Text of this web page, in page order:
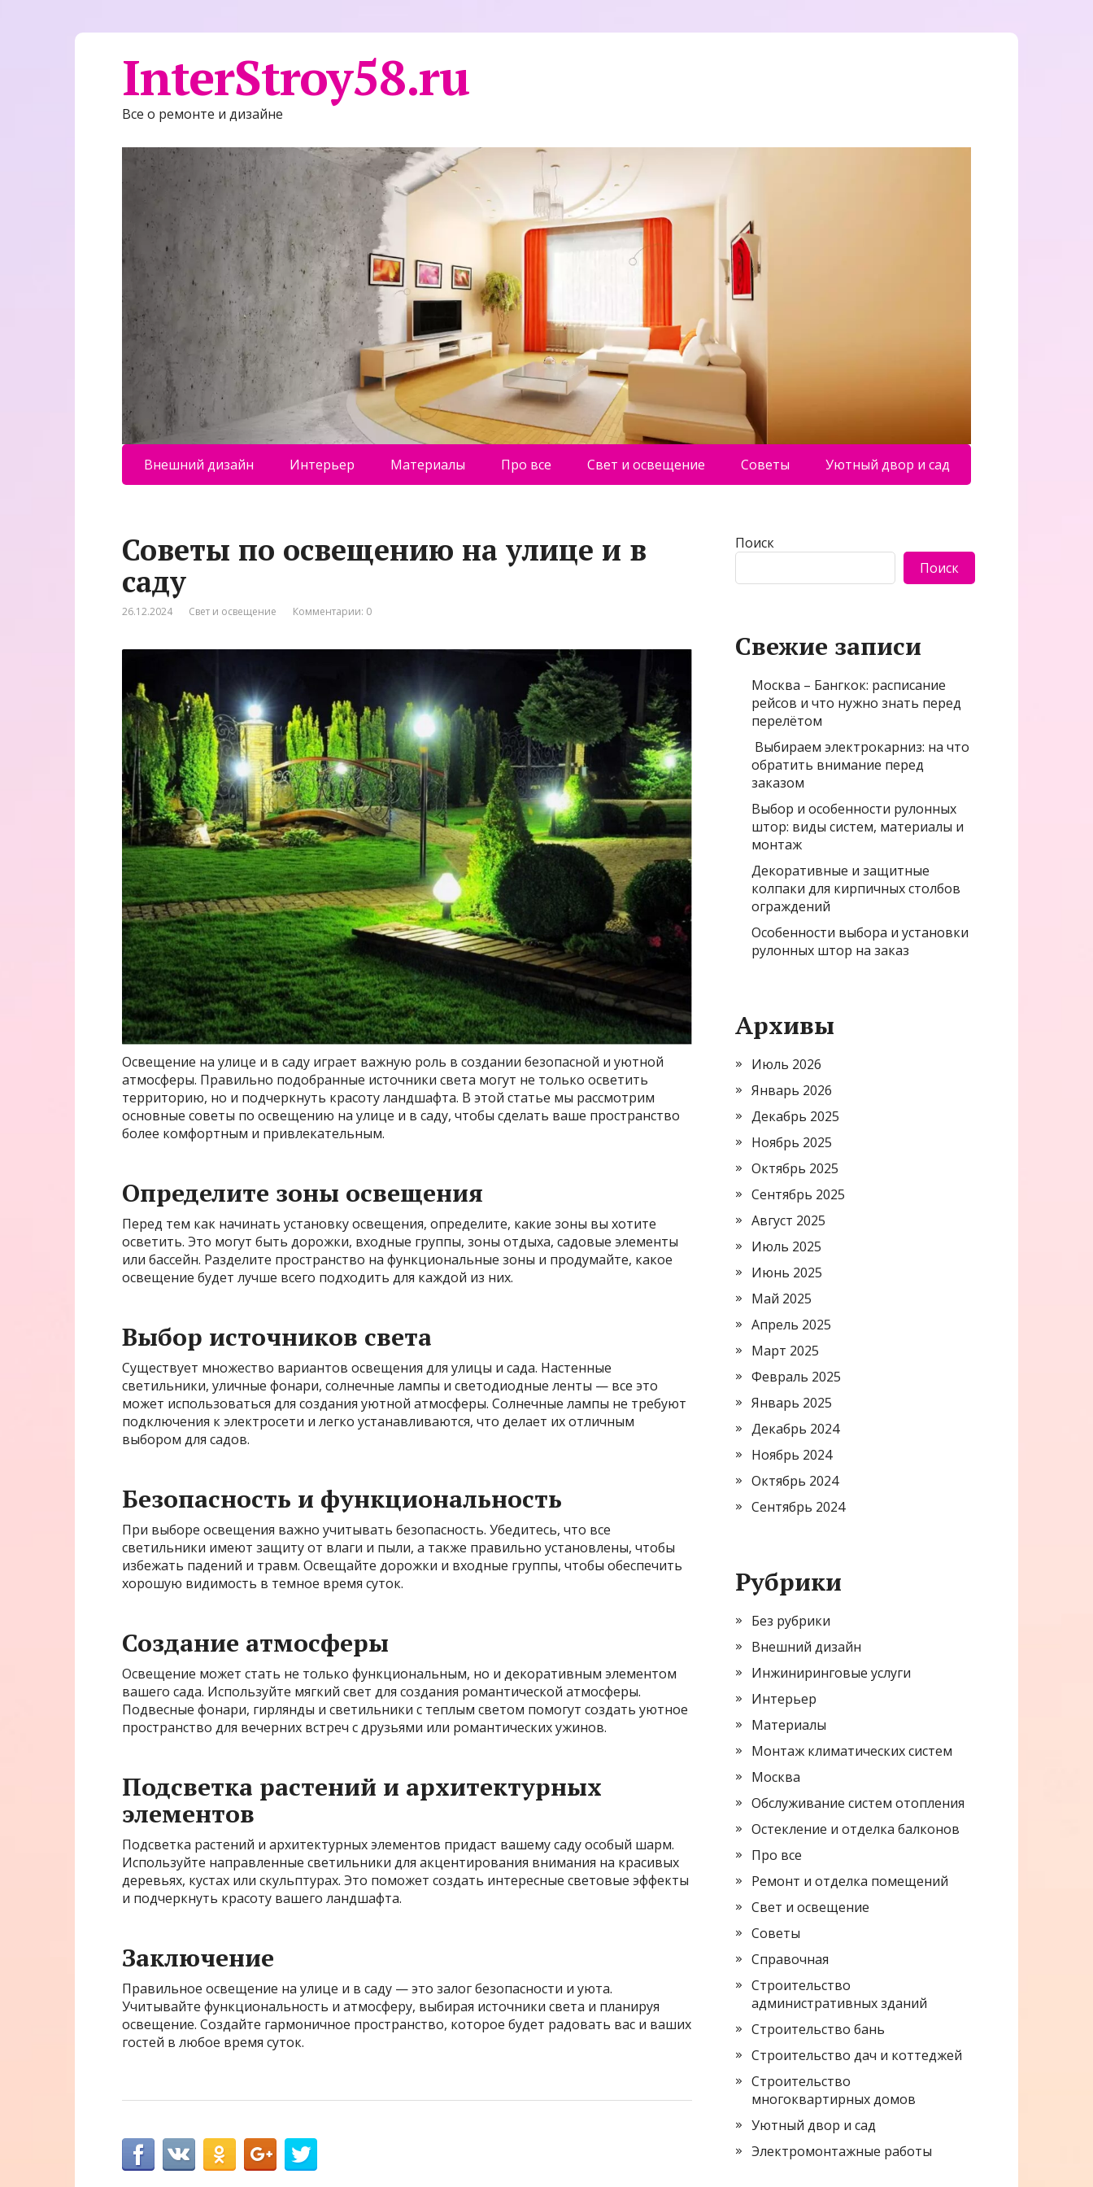
InterStroy58.ru
Все о ремонте и дизайне
Внешний дизайн Интерьер Материалы Про все Свет и освещение Советы Уютный двор и сад
Советы по освещению на улице и в
саду
26.12.2024 Свет и освещение Комментарии: 0
Освещение на улице и в саду играет важную роль в создании безопасной и уютной
атмосферы. Правильно подобранные источники света могут не только осветить
территорию, но и подчеркнуть красоту ландшафта. В этой статье мы рассмотрим
основные советы по освещению на улице и в саду, чтобы сделать ваше пространство
более комфортным и привлекательным.
Определите зоны освещения
Перед тем как начинать установку освещения, определите, какие зоны вы хотите
осветить. Это могут быть дорожки, входные группы, зоны отдыха, садовые элементы
или бассейн. Разделите пространство на функциональные зоны и продумайте, какое
освещение будет лучше всего подходить для каждой из них.
Выбор источников света
Существует множество вариантов освещения для улицы и сада. Настенные
светильники, уличные фонари, солнечные лампы и светодиодные ленты — все это
может использоваться для создания уютной атмосферы. Солнечные лампы не требуют
подключения к электросети и легко устанавливаются, что делает их отличным
выбором для садов.
Безопасность и функциональность
При выборе освещения важно учитывать безопасность. Убедитесь, что все
светильники имеют защиту от влаги и пыли, а также правильно установлены, чтобы
избежать падений и травм. Освещайте дорожки и входные группы, чтобы обеспечить
хорошую видимость в темное время суток.
Создание атмосферы
Освещение может стать не только функциональным, но и декоративным элементом
вашего сада. Используйте мягкий свет для создания романтической атмосферы.
Подвесные фонари, гирлянды и светильники с теплым светом помогут создать уютное
пространство для вечерних встреч с друзьями или романтических ужинов.
Подсветка растений и архитектурных
элементов
Подсветка растений и архитектурных элементов придаст вашему саду особый шарм.
Используйте направленные светильники для акцентирования внимания на красивых
деревьях, кустах или скульптурах. Это поможет создать интересные световые эффекты
и подчеркнуть красоту вашего ландшафта.
Заключение
Правильное освещение на улице и в саду — это залог безопасности и уюта.
Учитывайте функциональность и атмосферу, выбирая источники света и планируя
освещение. Создайте гармоничное пространство, которое будет радовать вас и ваших
гостей в любое время суток.
Поиск
Поиск
Свежие записи
Москва – Бангкок: расписание
рейсов и что нужно знать перед
перелётом
Выбираем электрокарниз: на что
обратить внимание перед
заказом
Выбор и особенности рулонных
штор: виды систем, материалы и
монтаж
Декоративные и защитные
колпаки для кирпичных столбов
ограждений
Особенности выбора и установки
рулонных штор на заказ
Архивы
Июль 2026
Январь 2026
Декабрь 2025
Ноябрь 2025
Октябрь 2025
Сентябрь 2025
Август 2025
Июль 2025
Июнь 2025
Май 2025
Апрель 2025
Март 2025
Февраль 2025
Январь 2025
Декабрь 2024
Ноябрь 2024
Октябрь 2024
Сентябрь 2024
Рубрики
Без рубрики
Внешний дизайн
Инжиниринговые услуги
Интерьер
Материалы
Монтаж климатических систем
Москва
Обслуживание систем отопления
Остекление и отделка балконов
Про все
Ремонт и отделка помещений
Свет и освещение
Советы
Справочная
Строительство
административных зданий
Строительство бань
Строительство дач и коттеджей
Строительство
многоквартирных домов
Уютный двор и сад
Электромонтажные работы